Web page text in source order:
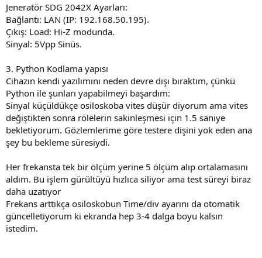
Jeneratör SDG 2042X Ayarları:
Bağlantı: LAN (IP: 192.168.50.195).
Çıkış: Load: Hi-Z modunda.
Sinyal: 5Vpp Sinüs.
3. Python Kodlama yapısı
Cihazın kendi yazılımını neden devre dışı bıraktım, çünkü
Python ile şunları yapabilmeyi başardım:
Sinyal küçüldükçe osiloskoba vites düşür diyorum ama vites
değiştikten sonra rölelerin sakinleşmesi için 1.5 saniye
bekletiyorum. Gözlemlerime göre testere dişini yok eden ana
şey bu bekleme süresiydi.
Her frekansta tek bir ölçüm yerine 5 ölçüm alıp ortalamasını
aldım. Bu işlem gürültüyü hızlıca siliyor ama test süreyi biraz
daha uzatıyor
Frekans arttıkça osiloskobun Time/div ayarını da otomatik
güncelletiyorum ki ekranda hep 3-4 dalga boyu kalsın
istedim.